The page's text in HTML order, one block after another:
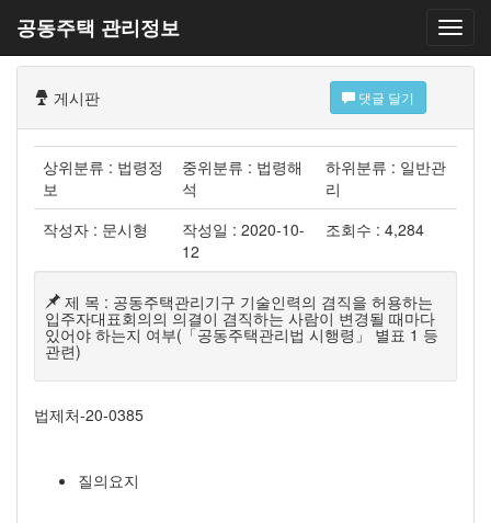
공동주택 관리정보
게시판 댓글 달기
상위분류 : 법령정
보
중위분류 : 법령해
석
하위분류 : 일반관
리
작성자 : 문시형
작성일 : 2020-10-
12
조회수 : 4,284
제 목 : 공동주택관리기구 기술인력의 겸직을 허용하는
입주자대표회의의 의결이 겸직하는 사람이 변경될 때마다
있어야 하는지 여부(「공동주택관리법 시행령」 별표 1 등
관련)
법제처-20-0385
질의요지